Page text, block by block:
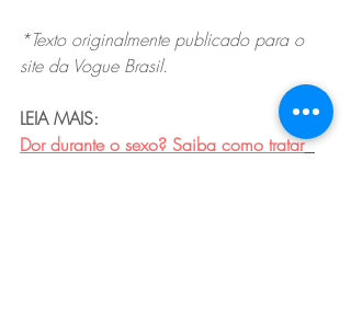
*Texto originalmente publicado para o
site da Vogue Brasil.
LEIA MAIS:
Dor durante o sexo? Saiba como tratar